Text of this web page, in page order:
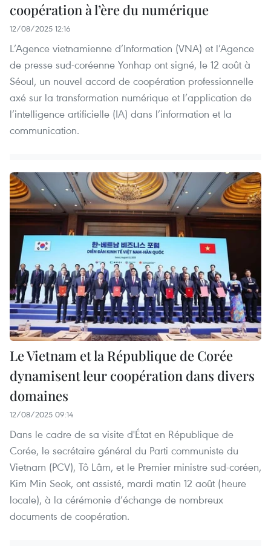
coopération à l’ère du numérique
12/08/2025 12:16
L’Agence vietnamienne d’Information (VNA) et l’Agence
de presse sud-coréenne Yonhap ont signé, le 12 août à
Séoul, un nouvel accord de coopération professionnelle
axé sur la transformation numérique et l’application de
l’intelligence artificielle (IA) dans l’information et la
communication.
Le Vietnam et la République de Corée
dynamisent leur coopération dans divers
domaines
12/08/2025 09:14
Dans le cadre de sa visite d'État en République de
Corée, le secrétaire général du Parti communiste du
Vietnam (PCV), Tô Lâm, et le Premier ministre sud-coréen,
Kim Min Seok, ont assisté, mardi matin 12 août (heure
locale), à la cérémonie d’échange de nombreux
documents de coopération.